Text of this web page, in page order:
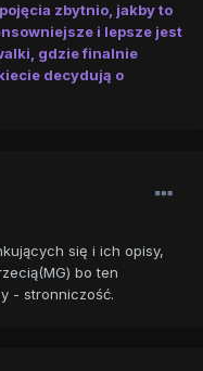
zbytnio, jakby to
i lepsze jest
gdzie finalnie
decydują o
się i ich opisy,
bo ten
- stronniczość.